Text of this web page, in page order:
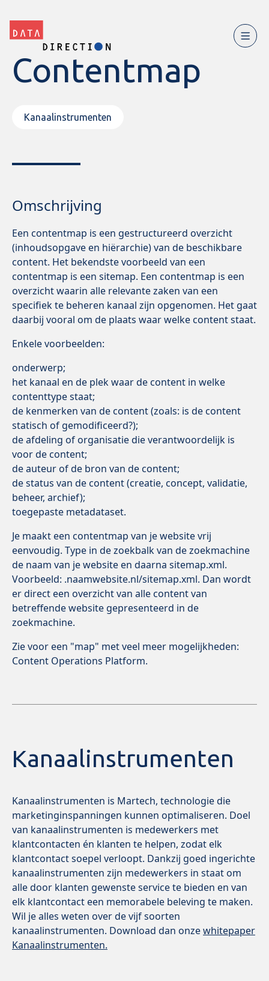
Contentmap
Kanaalinstrumenten
Omschrijving
Een contentmap is een gestructureerd overzicht
(inhoudsopgave en hiërarchie) van de beschikbare
content. Het bekendste voorbeeld van een
contentmap is een sitemap. Een contentmap is een
overzicht waarin alle relevante zaken van een
specifiek te beheren kanaal zijn opgenomen. Het gaat
daarbij vooral om de plaats waar welke content staat.
Enkele voorbeelden:
onderwerp;
het kanaal en de plek waar de content in welke
contenttype staat;
de kenmerken van de content (zoals: is de content
statisch of gemodificeerd?);
de afdeling of organisatie die verantwoordelijk is
voor de content;
de auteur of de bron van de content;
de status van de content (creatie, concept, validatie,
beheer, archief);
toegepaste metadataset.
Je maakt een contentmap van je website vrij
eenvoudig. Type in de zoekbalk van de zoekmachine
de naam van je website en daarna sitemap.xml.
Voorbeeld: .naamwebsite.nl/sitemap.xml. Dan wordt
er direct een overzicht van alle content van
betreffende website gepresenteerd in de
zoekmachine.
Zie voor een "map" met veel meer mogelijkheden:
Content Operations Platform.
Kanaalinstrumenten
Kanaalinstrumenten is Martech, technologie die
marketinginspanningen kunnen optimaliseren. Doel
van kanaalinstrumenten is medewerkers met
klantcontacten én klanten te helpen, zodat elk
klantcontact soepel verloopt. Dankzij goed ingerichte
kanaalinstrumenten zijn medewerkers in staat om
alle door klanten gewenste service te bieden en van
elk klantcontact een memorabele beleving te maken.
Wil je alles weten over de vijf soorten
kanaalinstrumenten. Download dan onzewhitepaper
Kanaalinstrumenten.